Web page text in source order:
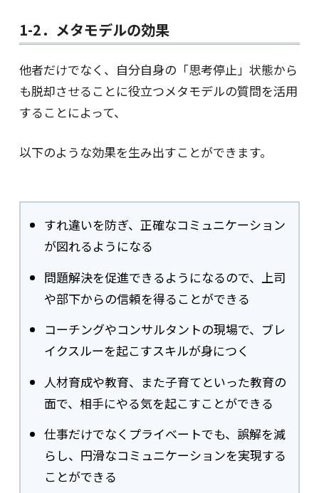
1-2．メタモデルの効果
他者だけでなく、自分自身の「思考停止」状態から
も脱却させることに役立つメタモデルの質問を活用
することによって、
以下のような効果を生み出すことができます。
すれ違いを防ぎ、正確なコミュニケーション
が図れるようになる
問題解決を促進できるようになるので、上司
や部下からの信頼を得ることができる
コーチングやコンサルタントの現場で、ブレ
イクスルーを起こすスキルが身につく
人材育成や教育、また子育てといった教育の
面で、相手にやる気を起こすことができる
仕事だけでなくプライベートでも、誤解を減
らし、円滑なコミュニケーションを実現する
ことができる